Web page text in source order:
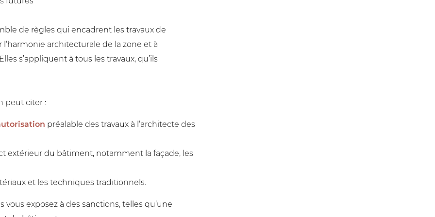
de règles qui encadrent les travaux de
architecturale de la zone et à
s’appliquent à tous les travaux, qu’ils
peut citer :
préalable des travaux à l’architecte des
extérieur du bâtiment, notamment la façade, les
et les techniques traditionnels.
vous exposez à des sanctions, telles qu’une